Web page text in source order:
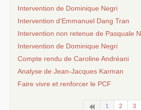
Intervention de Dominique Negri
Intervention d’Emmanuel Dang Tran
Intervention non retenue de Pasquale N.
Intervention de Dominique Negri
Compte rendu de Caroline Andréani
Analyse de Jean-Jacques Karman
Faire vivre et renforcer le PCF
1 2 3